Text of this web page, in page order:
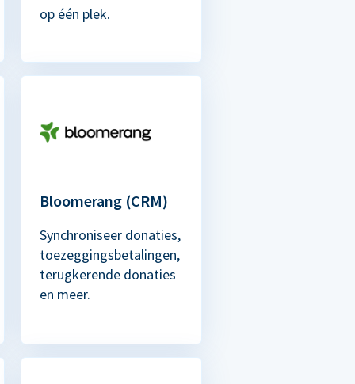
op één plek.
Bloomerang (CRM)
Synchroniseer donaties,
toezeggingsbetalingen,
terugkerende donaties
en meer.